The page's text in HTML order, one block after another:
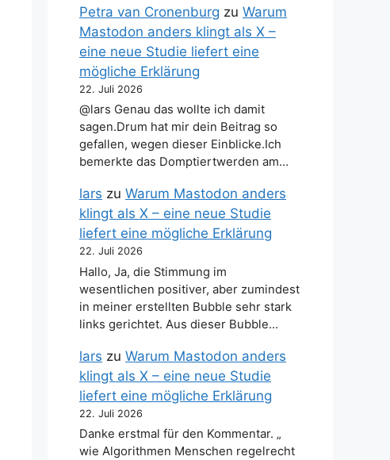
Petra van Cronenburg zu Warum
Mastodon anders klingt als X –
eine neue Studie liefert eine
mögliche Erklärung
22. Juli 2026
@lars Genau das wollte ich damit
sagen.Drum hat mir dein Beitrag so
gefallen, wegen dieser Einblicke.Ich
bemerkte das Domptiertwerden am…
lars zu Warum Mastodon anders
klingt als X – eine neue Studie
liefert eine mögliche Erklärung
22. Juli 2026
Hallo, Ja, die Stimmung im
wesentlichen positiver, aber zumindest
in meiner erstellten Bubble sehr stark
links gerichtet. Aus dieser Bubble…
lars zu Warum Mastodon anders
klingt als X – eine neue Studie
liefert eine mögliche Erklärung
22. Juli 2026
Danke erstmal für den Kommentar. „
wie Algorithmen Menschen regelrecht